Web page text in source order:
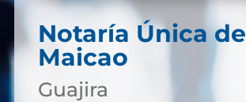
Notaría Única de
Maicao
Guajira